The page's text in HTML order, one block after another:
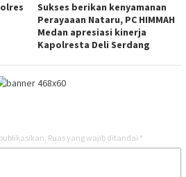
Sukses berikan kenyamanan
Perayaaan Nataru, PC HIMMAH
Medan apresiasi kinerja
Kapolresta Deli Serdang
Ruas yang wajib ditandai *